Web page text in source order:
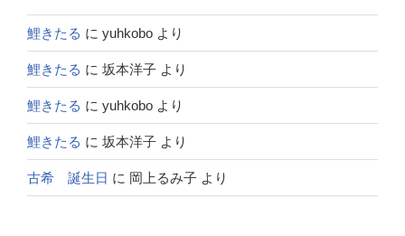
鯉きたる に yuhkobo より
鯉きたる に 坂本洋子 より
鯉きたる に yuhkobo より
鯉きたる に 坂本洋子 より
古希 誕生日 に 岡上るみ子 より